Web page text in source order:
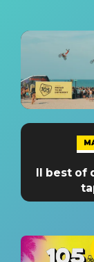
Il best of